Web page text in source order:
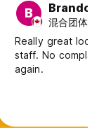
B Brandon
混合团体,
Really great
staff. No complaints - would stay
again.